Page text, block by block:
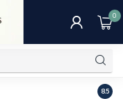
0
8.5